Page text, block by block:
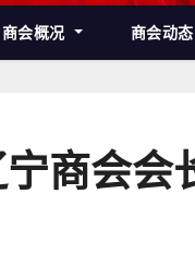
商会概况 商会动态
宁商会